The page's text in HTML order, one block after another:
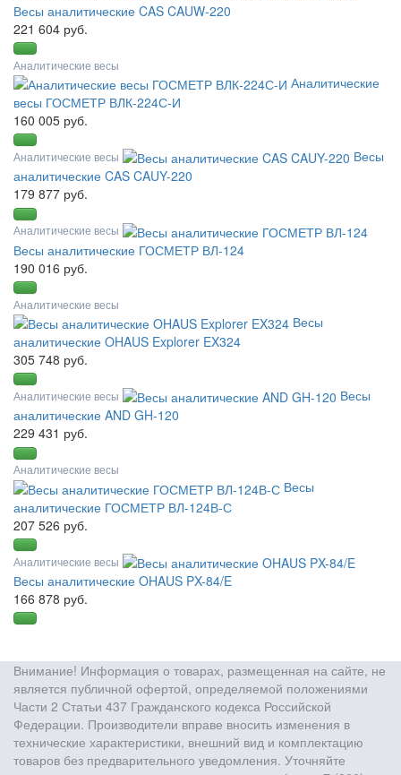
Весы аналитические CAS CAUW-220
221 604 руб.
Аналитические весы
Аналитические
весы ГОСМЕТР ВЛК-224С-И
160 005 руб.
Аналитические весы
Весы
аналитические CAS CAUY-220
179 877 руб.
Аналитические весы
Весы аналитические ГОСМЕТР ВЛ-124
190 016 руб.
Аналитические весы
Весы
аналитические OHAUS Explorer EX324
305 748 руб.
Аналитические весы
Весы
аналитические AND GH-120
229 431 руб.
Аналитические весы
Весы
аналитические ГОСМЕТР ВЛ-124В-С
207 526 руб.
Аналитические весы
Весы аналитические OHAUS PX-84/E
166 878 руб.
Внимание! Информация о товарах, размещенная на сайте, не
является публичной офертой, определяемой положениями
Части 2 Статьи 437 Гражданского кодекса Российской
Федерации. Производители вправе вносить изменения в
технические характеристики, внешний вид и комплектацию
товаров без предварительного уведомления. Уточняйте